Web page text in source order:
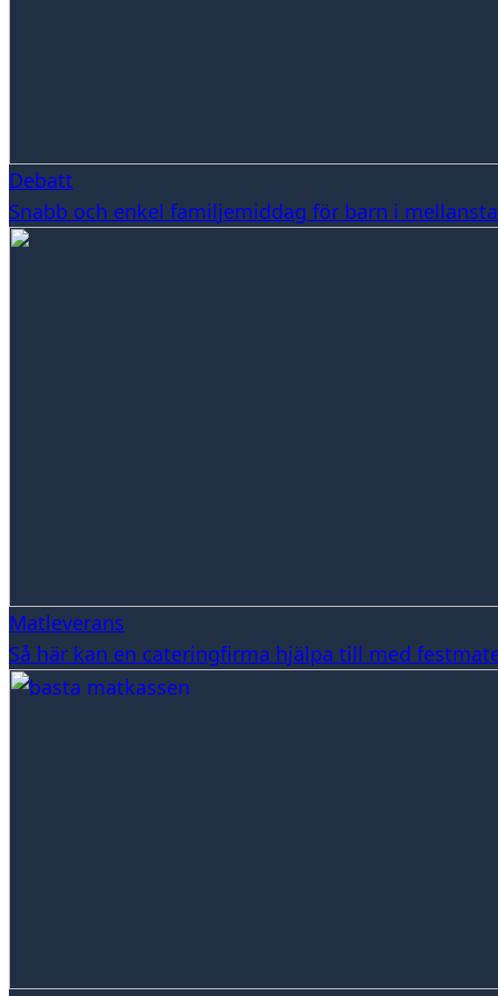
Debatt
Snabb och enkel familjemiddag för barn i
Matleverans
Så här kan en cateringfirma hjälpa till med